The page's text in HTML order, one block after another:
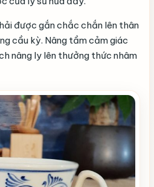
được gắn chắc chắn lên thân
cầu kỳ. Nâng tầm cảm giác
nâng ly lên thưởng thức nhâm